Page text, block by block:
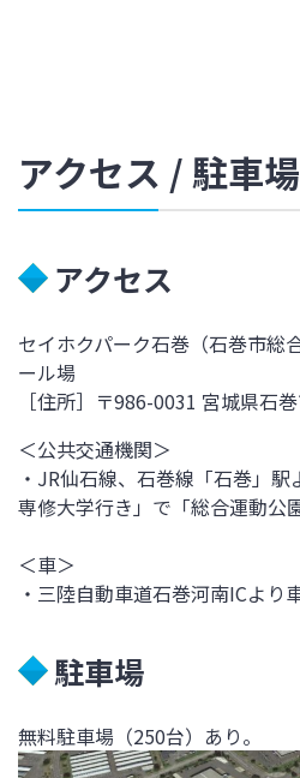
アクセス / 駐車場
アクセス
セイホクパーク石巻（石巻市総
ール場
［住所］〒986-0031 宮城県石
＜公共交通機関＞
・JR仙石線、石巻線「石巻」
専修大学行き」で「総合運動公
＜車＞
・三陸自動車道石巻河南ICより
駐車場
無料駐車場（250台）あり。